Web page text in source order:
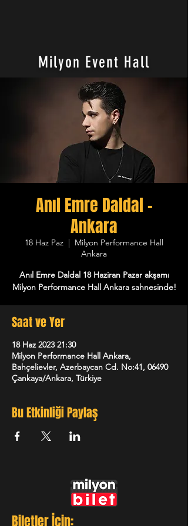
Milyon Event Hall
Anıl Emre Daldal -
Ankara
18 Haz Paz
  |
Milyon Performance Hall
Ankara
Anıl Emre Daldal 18 Haziran Pazar akşamı
Milyon Performance Hall Ankara sahnesinde!
Saat ve Yer
18 Haz 2023 21:30
Milyon Performance Hall Ankara,
Bahçelievler, Azerbaycan Cd. No:41, 06490
Çankaya/Ankara, Türkiye
Bu Etkinliği Paylaş
Biletler İçin: